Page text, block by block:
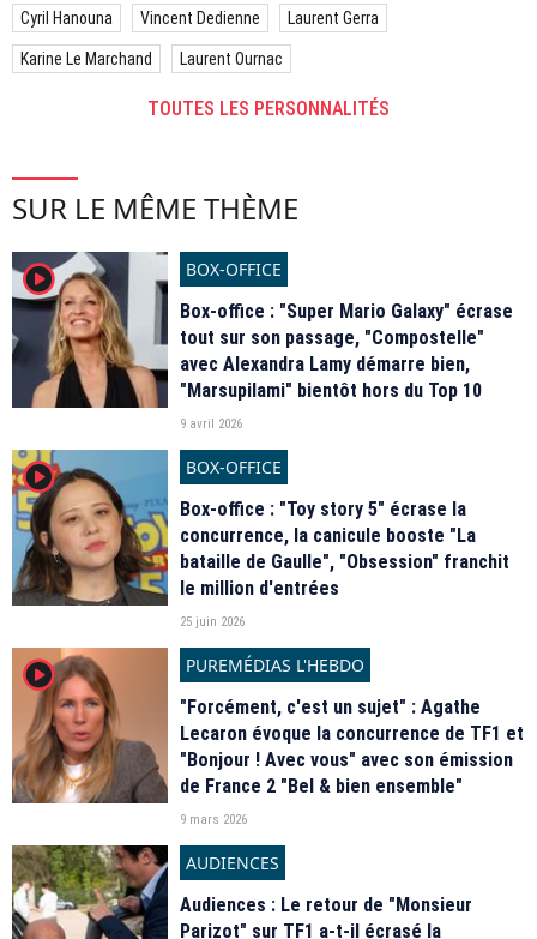
Cyril Hanouna Vincent Dedienne Laurent Gerra
Karine Le Marchand Laurent Ournac
TOUTES LES PERSONNALITÉS
SUR LE MÊME THÈME
player2
BOX-OFFICE
Box-office : "Super Mario Galaxy" écrase
tout sur son passage, "Compostelle"
avec Alexandra Lamy démarre bien,
"Marsupilami" bientôt hors du Top 10
9 avril 2026
player2
BOX-OFFICE
Box-office : "Toy story 5" écrase la
concurrence, la canicule booste "La
bataille de Gaulle", "Obsession" franchit
le million d'entrées
25 juin 2026
player2
PUREMÉDIAS L'HEBDO
"Forcément, c'est un sujet" : Agathe
Lecaron évoque la concurrence de TF1 et
"Bonjour ! Avec vous" avec son émission
de France 2 "Bel & bien ensemble"
9 mars 2026
AUDIENCES
Audiences : Le retour de "Monsieur
Parizot" sur TF1 a-t-il écrasé la